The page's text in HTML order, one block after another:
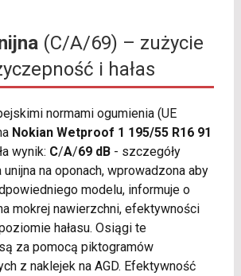
(C/A/69) – zużycie
i hałas
normami ogumienia (UE
Nokian Wetproof 1 195/55 R16 91
wynik: C/A/69 dB- szczegóły
na oponach, wprowadzona aby
modelu, informuje o
mokrej nawierzchni, efektywności
hałasu. Osiągi te
za pomocą piktogramów
z naklejek na AGD. Efektywność